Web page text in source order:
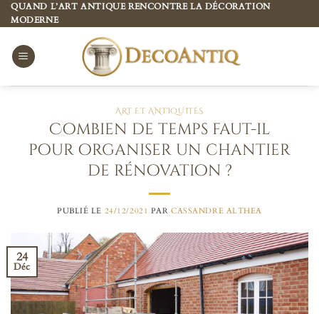
Passer
au
contenu
QUAND L’ART ANTIQUE RENCONTRE LA DÉCORATION
MODERNE
ART ET ANTIQUITÉS
Combien de temps faut-il
pour organiser un chantier
de rénovation ?
PUBLIÉ LE 24/12/2021 PARCASSANDRE ALTHEA
24
Déc